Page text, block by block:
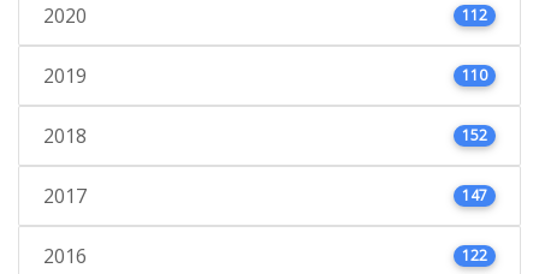
2020 112
2019 110
2018 152
2017 147
2016 122